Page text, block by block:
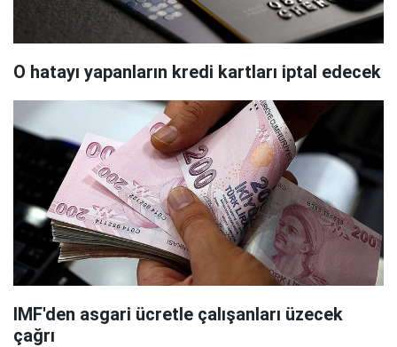
O hatayı yapanların kredi kartları iptal edecek
IMF'den asgari ücretle çalışanları üzecek
çağrı